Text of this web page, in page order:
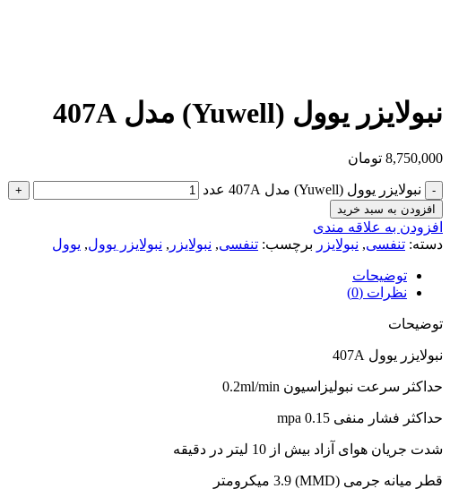
نبولایزر یوول (Yuwell) مدل 407A
8,750,000 تومان
نبولایزر یوول (Yuwell) مدل 407A عدد
افزودن به سبد خرید
افزودن به علاقه مندی
دسته: تنفسی, نبولایزر برچسب: تنفسی, نبولایزر , نبولایزر یوول, یوول
توضیحات
نظرات (0)
توضیحات
نبولایزر یوول 407A
حداکثر سرعت نبولیزاسیون 0.2ml/min
حداکثر فشار منفی 0.15 mpa
شدت جریان هوای آزاد بیش از 10 لیتر در دقیقه
قطر میانه جرمی (MMD) 3.9 میکرومتر